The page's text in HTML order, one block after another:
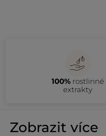
100% rostlinné
extrakty
Zobrazit více